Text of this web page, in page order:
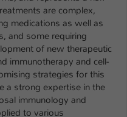
are complex,
medications as well as
and some requiring
of new therapeutic
immunotherapy and cell-
strategies for this
a strong expertise in the
immunology and
to various
Benutzer
und es wird ihm
Bereichen